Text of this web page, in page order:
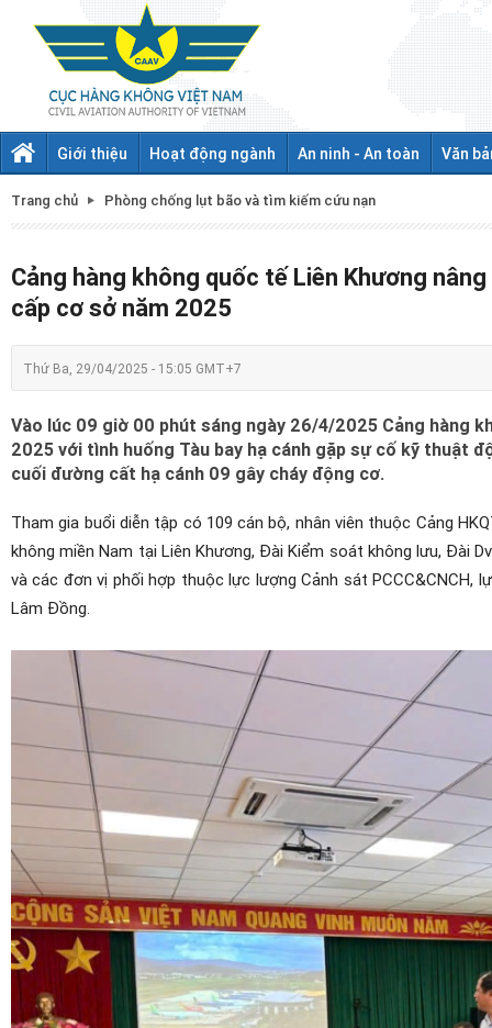
Giới thiệu Hoạt động ngành An ninh - An toàn Văn
Trang chủ Phòng chống lụt bão và tìm kiếm cứu nạn
Cảng hàng không quốc tế Liên Khương
cấp cơ sở năm 2025
Thứ Ba, 29/04/2025 - 15:05 GMT+7
Vào lúc 09 giờ 00 phút sáng ngày 26/4/2025 Cảng hàng
2025 với tình huống Tàu bay hạ cánh gặp sự cố kỹ
cuối đường cất hạ cánh 09 gây cháy động cơ.
Tham gia buổi diễn tập có 109 cán bộ, nhân viên thuộc Cảng
không miền Nam tại Liên Khương, Đài Kiểm soát không lưu, Đài
và các đơn vị phối hợp thuộc lực lượng Cảnh sát PCCC&CNCH,
Lâm Đồng.